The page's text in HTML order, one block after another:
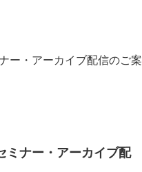
ー・アーカイブ配信のご案
ミナー・アーカイブ配